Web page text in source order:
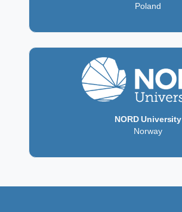
Poland
NORD University
Norway